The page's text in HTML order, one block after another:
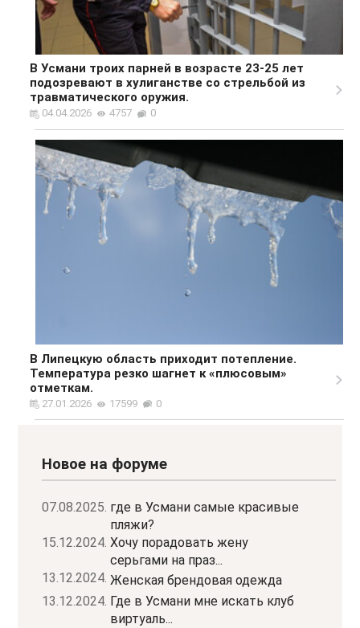
В Усмани троих парней в возрасте 23-25 лет
подозревают в хулиганстве со стрельбой из
травматического оружия.
04.04.2026 4757 0
В Липецкую область приходит потепление.
Температура резко шагнет к «плюсовым»
отметкам.
27.01.2026 17599 0
Новое на форуме
07.08.2025. где в Усмани самые красивые
пляжи?
15.12.2024. Хочу порадовать жену
серьгами на праз...
13.12.2024. Женская брендовая одежда
13.12.2024. Где в Усмани мне искать клуб
виртуаль...